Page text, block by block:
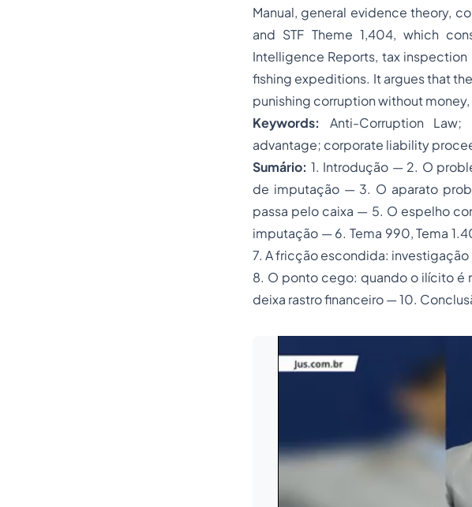
Manual, general evidence theory,
and STF Theme 1,404, which
Intelligence Reports, tax
fishing expeditions. It argues that
punishing corruption without
Keywords: Anti-Corruption Law;
advantage; corporate liability
Sumário: 1. Introdução — 2. O
de imputação — 3. O aparato
passa pelo caixa — 5. O espelho
imputação — 6. Tema 990, Tema
7. A fricção escondida:
8. O ponto cego: quando o ilícito é
deixa rastro financeiro — 10.